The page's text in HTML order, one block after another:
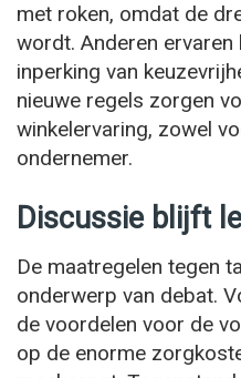
met roken, omdat de
wordt. Anderen ervaren
inperking van
nieuwe regels zorgen
winkelervaring, zowel
ondernemer.
Discussie blijft
De maatregelen tegen
onderwerp van debat.
de voordelen voor de
op de enorme